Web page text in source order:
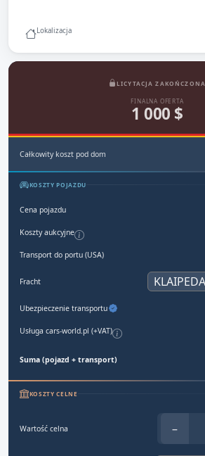
Lokalizacja
LICYTACJA ZAKOŃCZONA
FINALNA OFERTA
1 000 $
Całkowity koszt pod dom
KOSZTY POJAZDU
Cena pojazdu
Koszty aukcyjne
Transport do portu (USA)
Fracht
Ubezpieczenie transportu
Usługa cars-world.pl (+VAT)
Suma (pojazd + transport)
KOSZTY CELNE
Wartość celna −